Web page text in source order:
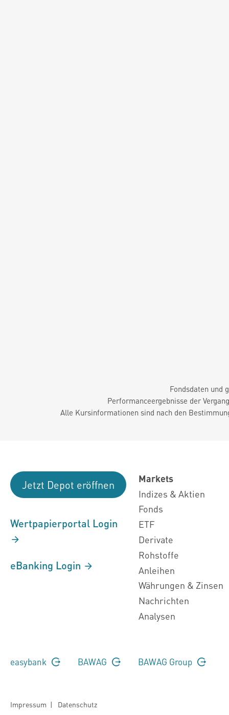
Fondsdaten und
Performanceergebnisse der
Alle Kursinformationen sind nach den
Jetzt Depot eröffnen
Wertpapierportal Login
eBanking Login
Markets
Indizes & Aktien
Fonds
ETF
Derivate
Rohstoffe
Anleihen
Währungen & Zinsen
Nachrichten
Analysen
easybank BAWAG BAWAG Group
Impressum | Datenschutz